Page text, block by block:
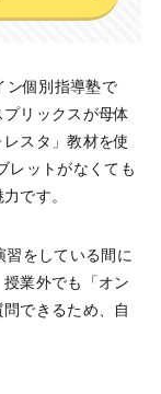
ン個別指導塾で
リックスが母体
スタ」教材を使
レットがなくても
です。
をしている間に
業外でも「オン
できるため、自